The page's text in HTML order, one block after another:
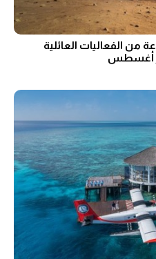
من الفعاليات العائلية
أغسطس